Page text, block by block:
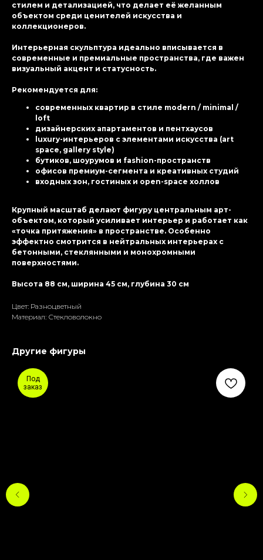
стилем и детализацией, что делает её желанным
объектом среди ценителей искусства и
коллекционеров.
Интерьерная скульптура идеально вписывается в
современные и премиальные пространства, где важен
визуальный акцент и статусность.
Рекомендуется для:
современных квартир в стиле modern / minimal /
loft
дизайнерских апартаментов и пентхаусов
luxury-интерьеров с элементами искусства (art
space, gallery style)
бутиков, шоурумов и fashion-пространств
офисов премиум-сегмента и креативных студий
входных зон, гостиных и open-space холлов
Крупный масштаб делают фигуру центральным арт-
объектом, который усиливает интерьер и работает как
«точка притяжения» в пространстве. Особенно
эффектно смотрится в нейтральных интерьерах с
бетонными, стеклянными и монохромными
поверхностями.
Высота 88 см, ширина 45 см, глубина 30 см
Цвет: Разноцветный
Материал: Стекловолокно
Другие фигуры
Под
заказ